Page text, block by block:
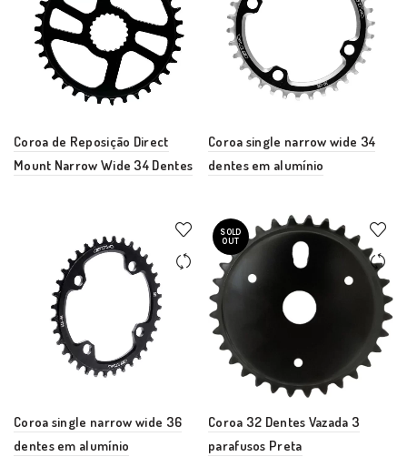
Coroa de Reposição Direct
Mount Narrow Wide 34 Dentes
Coroa single narrow wide 34
dentes em alumínio
Coroa single narrow wide 36
dentes em alumínio
SOLD
OUT
Coroa 32 Dentes Vazada 3
parafusos Preta